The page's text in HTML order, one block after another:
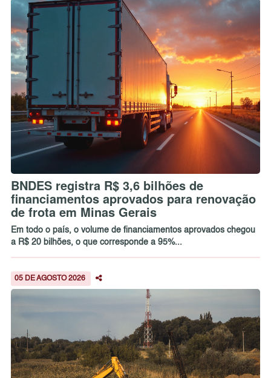
BNDES registra R$ 3,6 bilhões de
financiamentos aprovados para renovação
de frota em Minas Gerais
Em todo o país, o volume de financiamentos aprovados chegou
a R$ 20 bilhões, o que corresponde a 95%...
05 DE AGOSTO 2026